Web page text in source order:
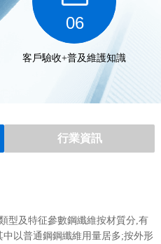
06
客戶驗收+普及維護知識
行業資訊
型及特征參數鋼纖維按材質分,有
以普通鋼鋼纖維用量居多;按外形